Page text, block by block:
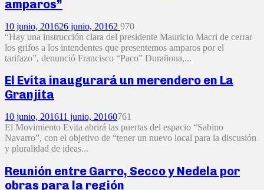
amparos”
10 junio, 201626 junio, 20162 970
“Hay una instrucción clara del presidente Mauricio Macri de cerrar
los grifos a los intendentes que presentemos amparos por el
tarifazo”, denunció Francisco “Paco” Durañona,...
El Evita inaugurará un merendero en La
Granjita
10 junio, 201611 junio, 20160761
El Movimiento Evita abrirá las puertas del espacio “Sabino
Navarro”, con el objetivo de “tener un nuevo local para la discusión
y pluralidad de ideas...
Reunión entre Garro, Secco y Nedela por
obras para la región